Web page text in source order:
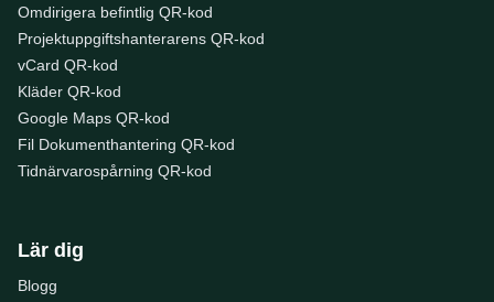
Omdirigera befintlig QR-kod
Projektuppgiftshanterarens QR-kod
vCard QR-kod
Kläder QR-kod
Google Maps QR-kod
Fil Dokumenthantering QR-kod
Tidnärvarospårning QR-kod
Lär dig
Blogg